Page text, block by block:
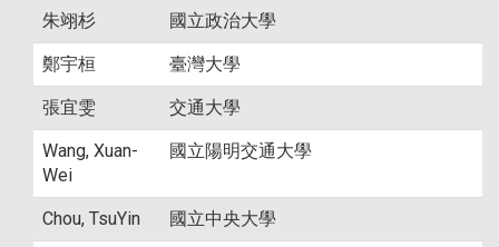
朱翊杉 國立政治大學
鄭宇桓 臺灣大學
張宜雯 交通大學
Wang, Xuan-
Wei
國立陽明交通大學
Chou, TsuYin 國立中央大學